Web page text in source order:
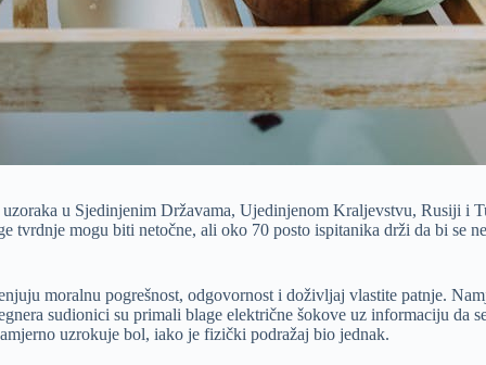
u Sjedinjenim Državama, Ujedinjenom Kraljevstvu, Rusiji i
tvrdnje mogu biti netočne, ali oko 70 posto ispitanika drži da bi se
moralnu pogrešnost, odgovornost i doživljaj vlastite patnje.
sudionici su primali blage električne šokove uz informaciju da
uzrokuje bol, iako je fizički podražaj bio jednak.